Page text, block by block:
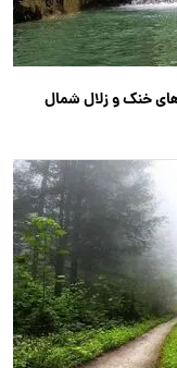
خنک و زلال شمال